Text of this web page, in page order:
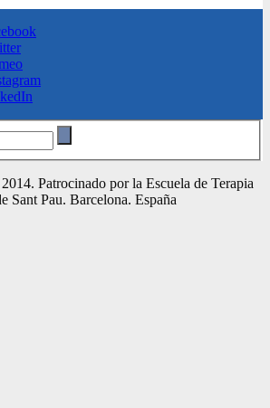
Patrocinado por la Escuela de Terapia
Sant Pau. Barcelona. España